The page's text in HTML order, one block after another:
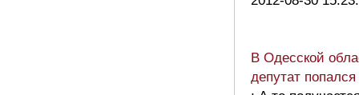
В Одесской
депутат попался